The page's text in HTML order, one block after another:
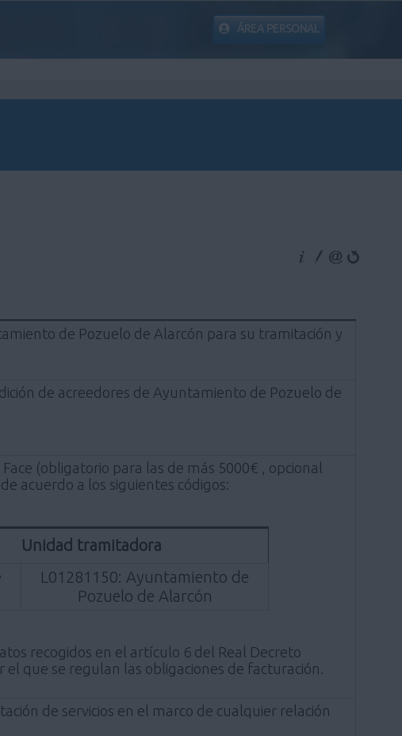
ÁREA PERSONAL
de Pozuelo de Alarcón para su tramitación y
de acreedores de Ayuntamiento de Pozuelo de
(obligatorio para las de más 5000€ , opcional
acuerdo a los siguientes códigos:
Unidad tramitadora
L01281150: Ayuntamiento de
Pozuelo de Alarcón
recogidos en el artículo 6 del Real Decreto
que se regulan las obligaciones de facturación.
de servicios en el marco de cualquier relación